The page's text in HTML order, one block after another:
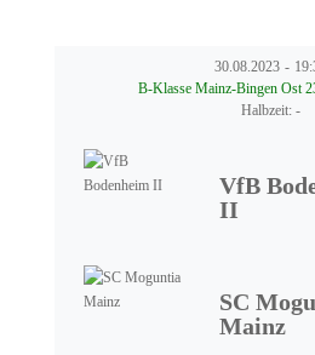
30.08.2023 -
B-Klasse Mainz-Bingen Ost
Halbzeit: -
VfB
II
SC
Mainz